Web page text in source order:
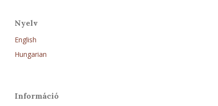
Nyelv
English
Hungarian
Információ